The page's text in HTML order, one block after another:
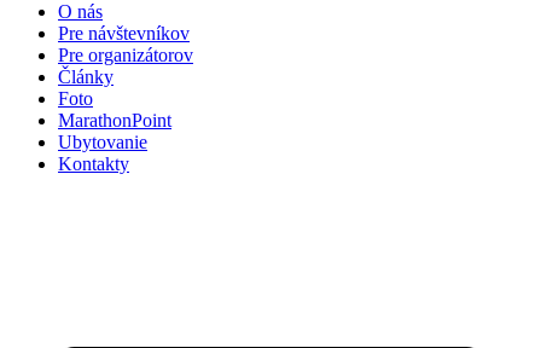
O nás
Pre návštevníkov
Pre organizátorov
Články
Foto
MarathonPoint
Ubytovanie
Kontakty